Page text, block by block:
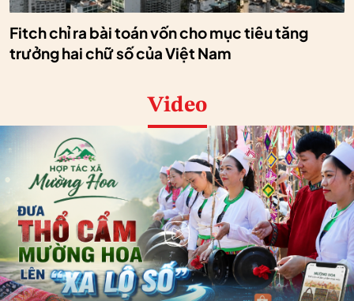
Fitch chỉ ra bài toán vốn cho mục tiêu tăng
trưởng hai chữ số của Việt Nam
Video